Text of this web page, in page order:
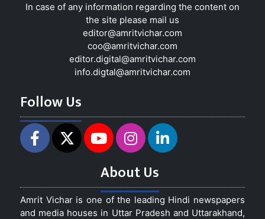
In case of any information regarding the content on
the site please mail us
editor@amritvichar.com
coo@amritvichar.com
editor.digital@amritvichar.com
info.digtal@amritvichar.com
Follow Us
About Us
Amrit Vichar is one of the leading Hindi newspapers
and media houses in Uttar Pradesh and Uttarakhand,